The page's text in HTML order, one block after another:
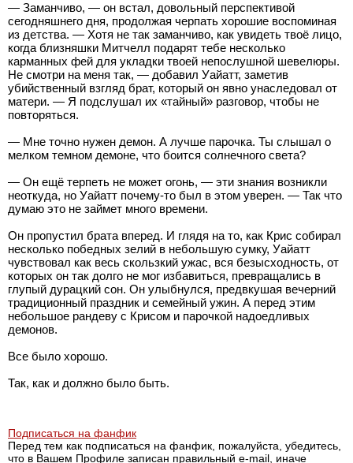
— Заманчиво, — он встал, довольный перспективой
сегодняшнего дня, продолжая черпать хорошие воспоминая
из детства. — Хотя не так заманчиво, как увидеть твоё лицо,
когда близняшки Митчелл подарят тебе несколько
карманных фей для укладки твоей непослушной шевелюры.
Не смотри на меня так, — добавил Уайатт, заметив
убийственный взгляд брат, который он явно унаследовал от
матери. — Я подслушал их «тайный» разговор, чтобы не
повторяться.
— Мне точно нужен демон. А лучше парочка. Ты слышал о
мелком темном демоне, что боится солнечного света?
— Он ещё терпеть не может огонь, — эти знания возникли
неоткуда, но Уайатт почему-то был в этом уверен. — Так что
думаю это не займет много времени.
Он пропустил брата вперед. И глядя на то, как Крис собирал
несколько победных зелий в небольшую сумку, Уайатт
чувствовал как весь скользкий ужас, вся безысходность, от
которых он так долго не мог избавиться, превращались в
глупый дурацкий сон. Он улыбнулся, предвкушая вечерний
традиционный праздник и семейный ужин. А перед этим
небольшое рандеву с Крисом и парочкой надоедливых
демонов.
Все было хорошо.
Так, как и должно было быть.
Подписаться на фанфик
Перед тем как подписаться на фанфик, пожалуйста, убедитесь,
что в Вашем Профиле записан правильный e-mail, иначе